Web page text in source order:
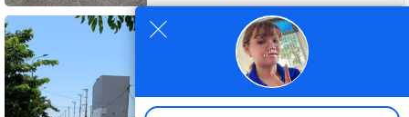
Bán Đất Nền Điện Âm Nam Hòa
Xuân đường 10.5m B2-148 lô 1x -
Đường thông, Gần đường Minh
Mạng, Gần Sông Cổ Cò
107.5m2
×